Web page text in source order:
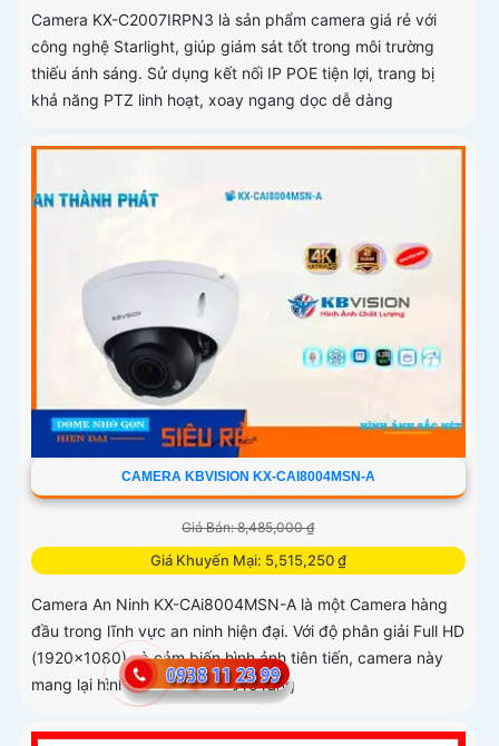
Camera KX-C2007IRPN3 là sản phẩm camera giá rẻ với
công nghệ Starlight, giúp giám sát tốt trong môi trường
thiếu ánh sáng. Sử dụng kết nối IP POE tiện lợi, trang bị
khả năng PTZ linh hoạt, xoay ngang dọc dễ dàng
CAMERA KBVISION KX-CAI8004MSN-A
Giá Bán: 8,485,000 ₫
Giá Khuyến Mại: 5,515,250 ₫
Camera An Ninh KX-CAi8004MSN-A là một Camera hàng
đầu trong lĩnh vực an ninh hiện đại. Với độ phân giải Full HD
(1920x1080) và cảm biến hình ảnh tiên tiến, camera này
mang lại hình ảnh sắc nét và rõ ràng